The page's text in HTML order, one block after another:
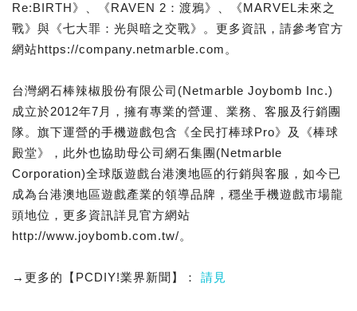
Re:BIRTH》、《RAVEN 2：渡鴉》、《MARVEL未來之
戰》與《七大罪：光與暗之交戰》。更多資訊，請參考官方
網站https://company.netmarble.com。
台灣網石棒辣椒股份有限公司(Netmarble Joybomb Inc.)
成立於2012年7月，擁有專業的營運、業務、客服及行銷團
隊。旗下運營的手機遊戲包含《全民打棒球Pro》及《棒球
殿堂》，此外也協助母公司網石集團(Netmarble
Corporation)全球版遊戲台港澳地區的行銷與客服，如今已
成為台港澳地區遊戲產業的領導品牌，穩坐手機遊戲市場龍
頭地位，更多資訊詳見官方網站
http://www.joybomb.com.tw/。
→更多的【PCDIY!業界新聞】： 請見